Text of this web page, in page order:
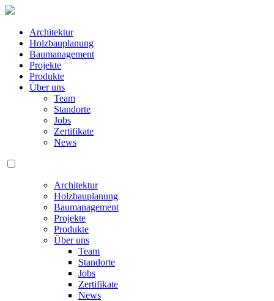
Architektur
Holzbauplanung
Baumanagement
Projekte
Produkte
Über uns
Team
Standorte
Jobs
Zertifikate
News
Architektur
Holzbauplanung
Baumanagement
Projekte
Produkte
Über uns
Team
Standorte
Jobs
Zertifikate
News